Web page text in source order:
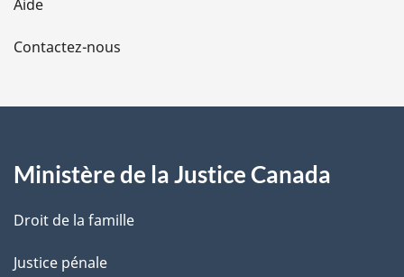
a
e
Aide
Contactez-nous
Ministère de la Justice Canada
Droit de la famille
Justice pénale